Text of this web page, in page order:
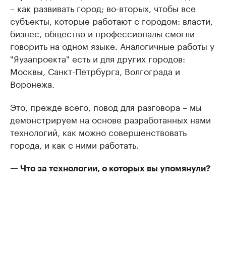
– как развивать город; во-вторых, чтобы все
субъекты, которые работают с городом: власти,
бизнес, общество и профессионалы смогли
говорить на одном языке. Аналогичные работы у
"Яузапроекта" есть и для других городов:
Москвы, Санкт-Петрбурга, Волгограда и
Воронежа.
Это, прежде всего, повод для разговора – мы
демонстрируем на основе разработанных нами
технологий, как можно совершенствовать
города, и как с ними работать.
— Что за технологии, о которых вы упомянули?